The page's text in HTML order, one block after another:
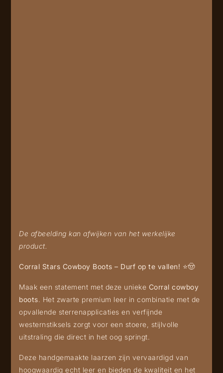
De afbeelding kan afwijken van het werkelijke
product.
Corral Stars Cowboy Boots – Durf op te vallen! ⭐🤠
Maak een statement met deze unieke Corral cowboy
boots. Het zwarte premium leer in combinatie met de
opvallende sterrenapplicaties en verfijnde
westernstiksels zorgt voor een stoere, stijlvolle
uitstraling die direct in het oog springt.
Deze handgemaakte laarzen zijn vervaardigd van
hoogwaardig echt leer en bieden de kwaliteit en het